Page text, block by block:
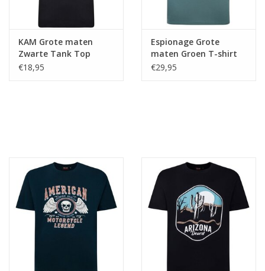
KAM Grote maten
Zwarte Tank Top
€18,95
Espionage Grote
maten Groen T-shirt
"Motorcycle" TS401
€29,95